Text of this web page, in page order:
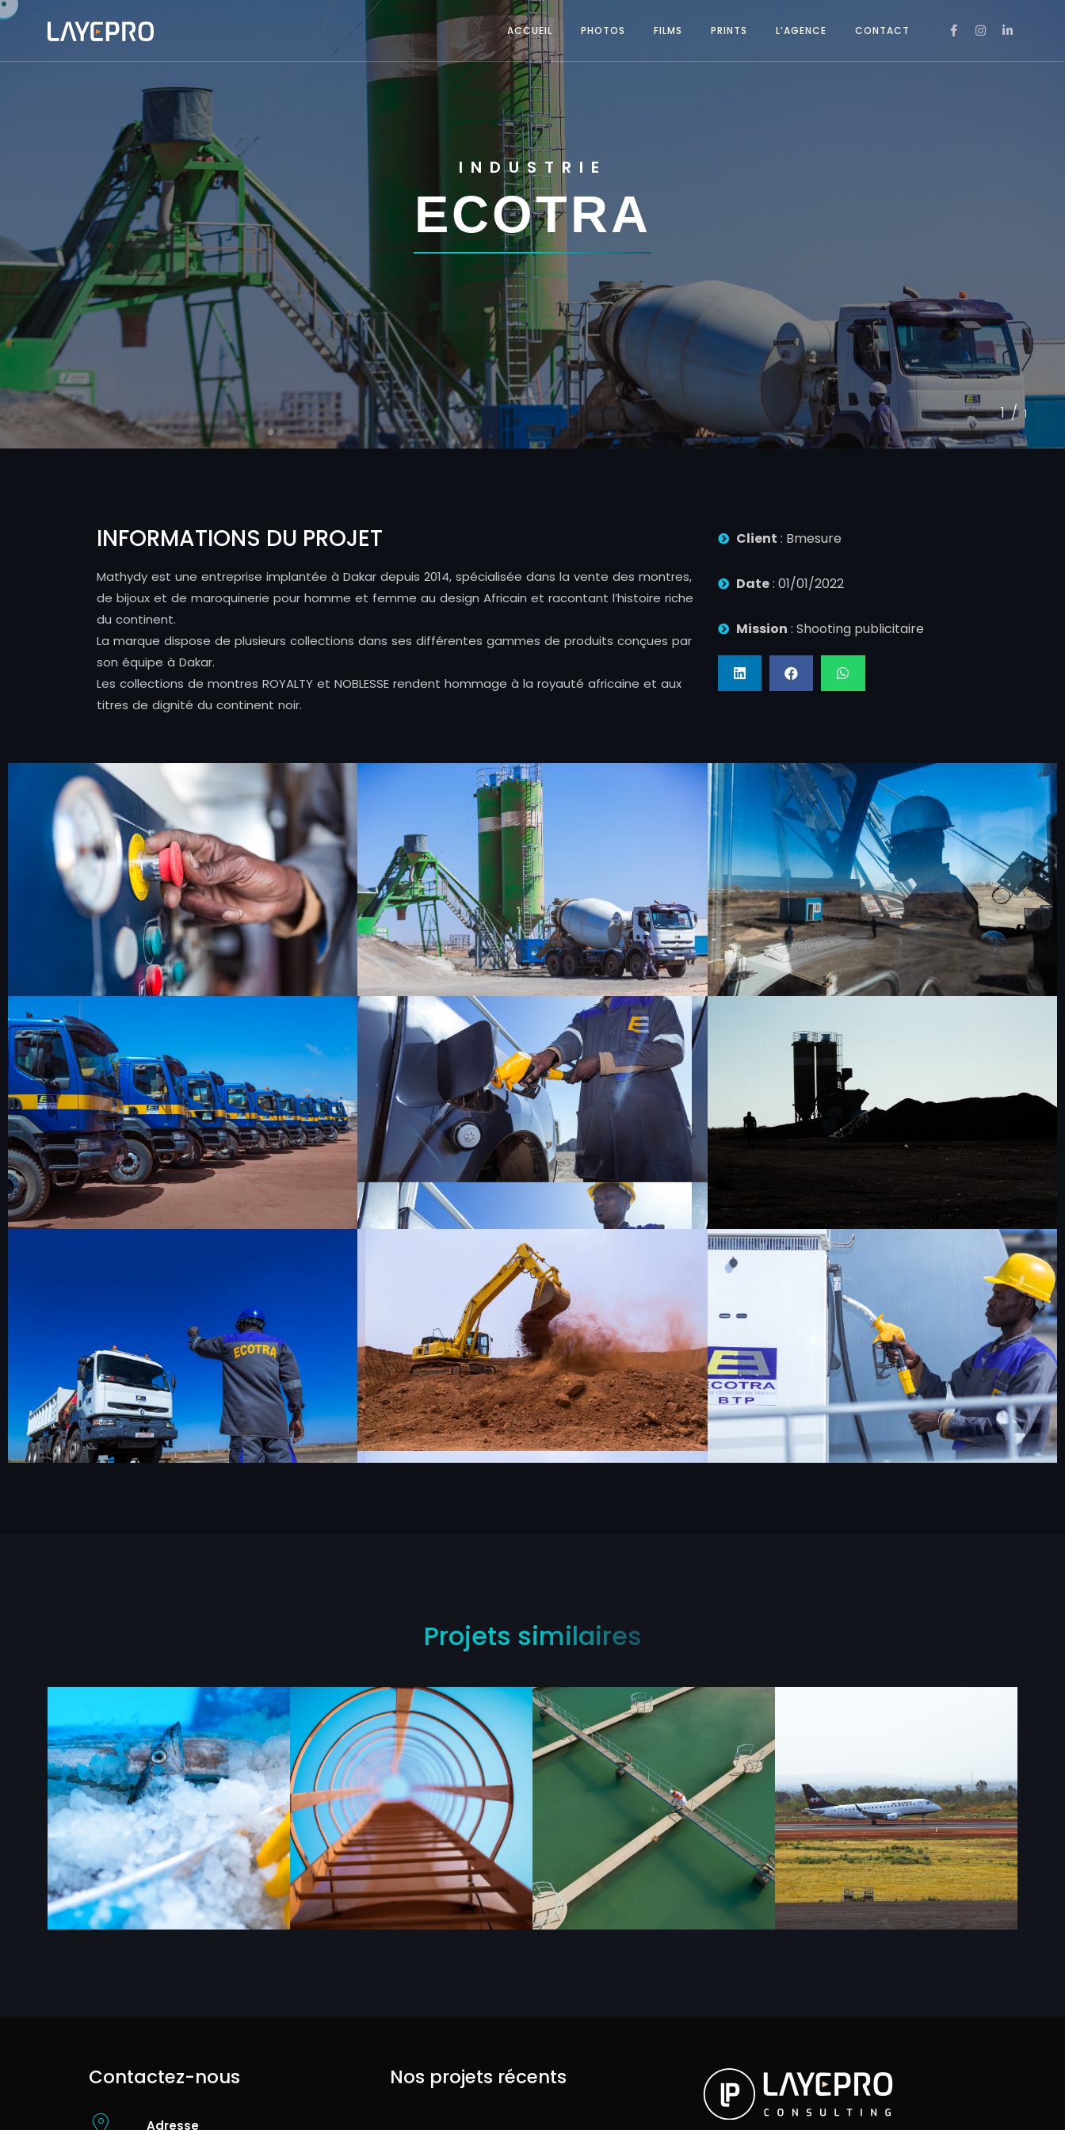
ACCUEIL PHOTOS FILMS PRINTS L’AGENCE CONTACT
INDUSTRIE
ECOTRA
1/ 1
INFORMATIONS DU PROJET
Mathydy est une entreprise implantée à Dakar depuis 2014, spécialisée dans la vente des montres,
de bijoux et de maroquinerie pour homme et femme au design Africain et racontant l’histoire riche
du continent.
La marque dispose de plusieurs collections dans ses différentes gammes de produits conçues par
son équipe à Dakar.
Les collections de montres ROYALTY et NOBLESSE rendent hommage à la royauté africaine et aux
titres de dignité du continent noir.
Client : Bmesure
Date: 01/01/2022
Mission : Shooting publicitaire
Contactez-nous
Adresse
Nos projets récents